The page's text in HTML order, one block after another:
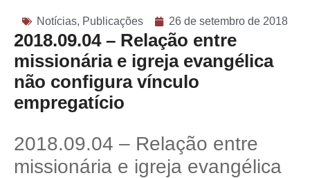
Notícias, Publicações 26 de setembro de 2018
2018.09.04 – Relação entre
missionária e igreja evangélica
não configura vínculo
empregatício
2018.09.04 – Relação entre
missionária e igreja evangélica